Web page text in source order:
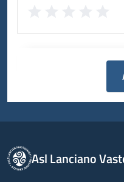
Asl Lanciano